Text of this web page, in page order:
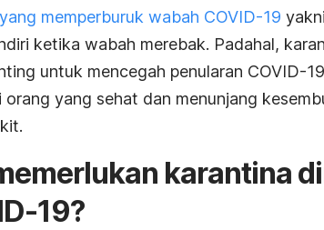
memperburuk wabah COVID-19
ketika wabah merebak. Padahal,
untuk mencegah penularan COVID-
orang yang sehat dan menunjang
karantina
19?